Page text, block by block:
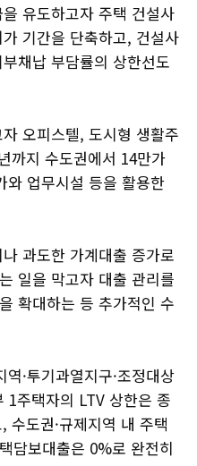
유도하고자 주택 건설사
기간을 단축하고, 건설사
채납 부담률의 상한선도
오피스텔, 도시형 생활주
까지 수도권에서 14만가
와 업무시설 등을 활용한
과도한 가계대출 증가로
일을 막고자 대출 관리를
확대하는 등 추가적인 수
·투기과열지구·조정대상
1주택자의 LTV 상한은 종
도권·규제지역 내 주택
담보대출은 0%로 완전히